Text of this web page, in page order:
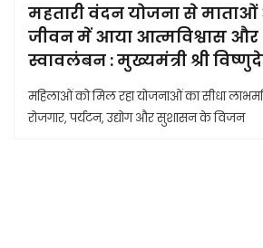
महतारी वंदन योजना से
जीवन में आया आत्मविश्वास और
स्वावलंबन : मुख्यमंत्री श्री
महिलाओं को मिल रहा योजनाओं का सीधा
रोजगार, पर्यटन, उद्योग और सुशासन के विजन